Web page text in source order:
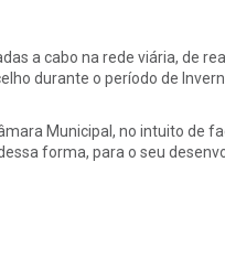
a cabo na rede viária, de
durante o período de
Municipal, no intuito de
forma, para o seu